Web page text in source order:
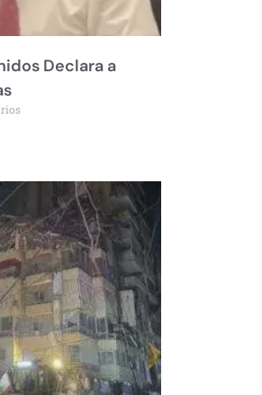
Declara a